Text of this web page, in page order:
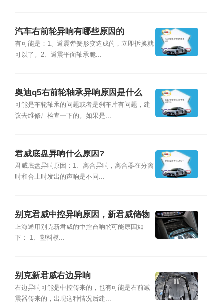
汽车右前轮异响有哪些原因的
有可能是：1、避震弹簧形变造成的，立即拆换就
可以了。2、避震平面轴承脆...
奥迪q5右前轮轴承异响原因是什么
可能是车轮轴承的问题或者是刹车片有问题，建
议去维修厂检查一下的。如果是...
君威底盘异响什么原因?
君威底盘异响原因：1、离合异响，离合器在分离
时和合上时发出的声响是不同...
别克君威中控异响原因，新君威储物
盒异响解决
上海通用别克新君威的中控台响的可能原因如
下： 1、塑料模...
别克新君威右边异响
右边异响可能是中控传来的，也有可能是右前减
震器传来的，出现这种情况后建...